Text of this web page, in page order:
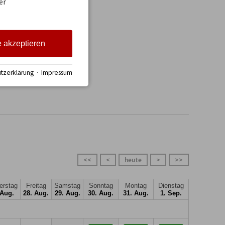
Küche
kleine
gibt es ein großes
>>
>
heute
<
<<
Freitag
28. Aug.
Samstag
29. Aug.
Sonntag
30. Aug.
Montag
31. Aug.
Dienstag
1. Sep.
akzeptieren
· Impressum